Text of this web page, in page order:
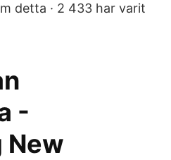
detta · 2 433 har varit
-
New